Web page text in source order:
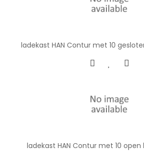
ladekast HAN Contur met 10
ladekast HAN Contur met 10